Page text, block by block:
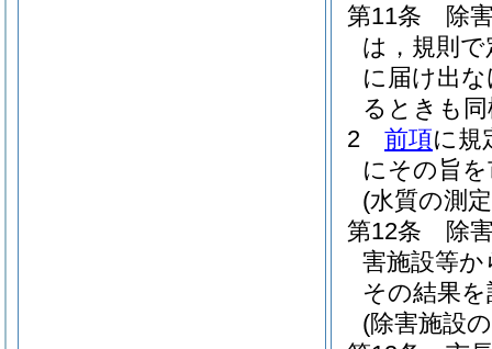
第11条
除
は，規則
に届け出
るときも
2
前項に規
にその旨
(水質の測
第12条
除
害施設等
その結果
(除害施設